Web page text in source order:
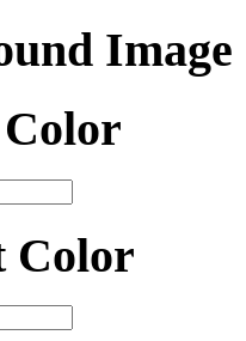
Image
Color